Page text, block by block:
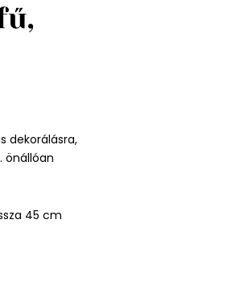
dekorálásra,
önállóan
45 cm